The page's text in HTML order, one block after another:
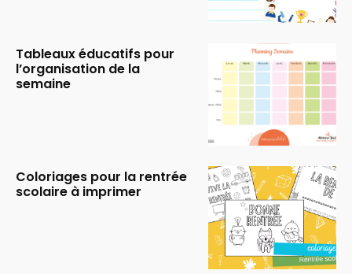
Tableaux éducatifs pour
l’organisation de la
semaine
Coloriages pour la rentrée
scolaire à imprimer